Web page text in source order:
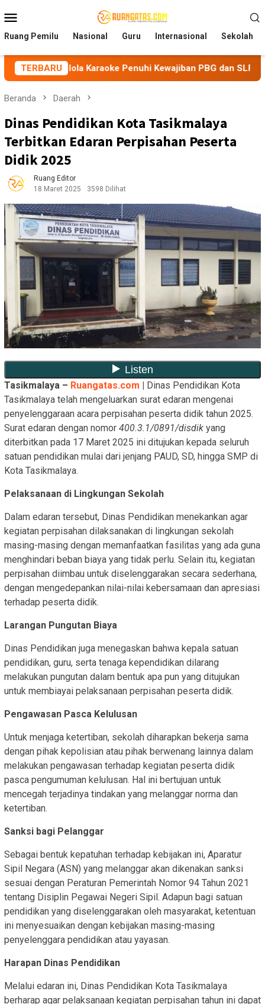
ke
kontenMobile
Ruang Pemilu Nasional Guru Internasional Sekolah
TERBARU
Karaoke Penuhi Kewajiban PBG dan SLF BEM
Beranda Daerah
Dinas Pendidikan Kota Tasikmalaya
Terbitkan Edaran Perpisahan Peserta
Didik 2025
Ruang Editor
18 Maret 2025
3598 Dilihat
Tasikmalaya – Ruangatas.com | Dinas Pendidikan Kota
Tasikmalaya telah mengeluarkan surat edaran mengenai
penyelenggaraan acara perpisahan peserta didik tahun 2025.
Surat edaran dengan nomor 400.3.1/0891/disdik yang
diterbitkan pada 17 Maret 2025 ini ditujukan kepada seluruh
satuan pendidikan mulai dari jenjang PAUD, SD, hingga SMP di
Kota Tasikmalaya.
Pelaksanaan di Lingkungan Sekolah
Dalam edaran tersebut, Dinas Pendidikan menekankan agar
kegiatan perpisahan dilaksanakan di lingkungan sekolah
masing-masing dengan memanfaatkan fasilitas yang ada guna
menghindari beban biaya yang tidak perlu. Selain itu, kegiatan
perpisahan diimbau untuk diselenggarakan secara sederhana,
dengan mengedepankan nilai-nilai kebersamaan dan apresiasi
terhadap peserta didik.
Larangan Pungutan Biaya
Dinas Pendidikan juga menegaskan bahwa kepala satuan
pendidikan, guru, serta tenaga kependidikan dilarang
melakukan pungutan dalam bentuk apa pun yang ditujukan
untuk membiayai pelaksanaan perpisahan peserta didik.
Pengawasan Pasca Kelulusan
Untuk menjaga ketertiban, sekolah diharapkan bekerja sama
dengan pihak kepolisian atau pihak berwenang lainnya dalam
melakukan pengawasan terhadap kegiatan peserta didik
pasca pengumuman kelulusan. Hal ini bertujuan untuk
mencegah terjadinya tindakan yang melanggar norma dan
ketertiban.
Sanksi bagi Pelanggar
Sebagai bentuk kepatuhan terhadap kebijakan ini, Aparatur
Sipil Negara (ASN) yang melanggar akan dikenakan sanksi
sesuai dengan Peraturan Pemerintah Nomor 94 Tahun 2021
tentang Disiplin Pegawai Negeri Sipil. Adapun bagi satuan
pendidikan yang diselenggarakan oleh masyarakat, ketentuan
ini menyesuaikan dengan kebijakan masing-masing
penyelenggara pendidikan atau yayasan.
Harapan Dinas Pendidikan
Melalui edaran ini, Dinas Pendidikan Kota Tasikmalaya
berharap agar pelaksanaan kegiatan perpisahan tahun ini dapat